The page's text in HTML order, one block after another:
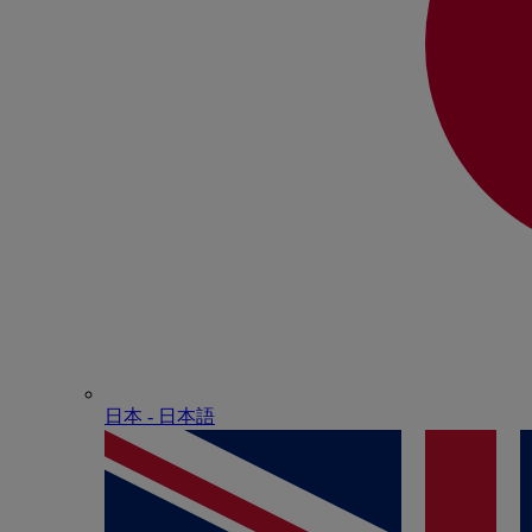
日本 - ⽇本語